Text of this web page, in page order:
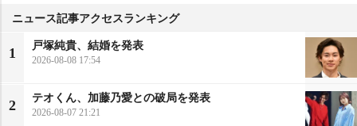
ニュース記事アクセスランキング
1
戸塚純貴、結婚を発表
2026-08-08 17:54
2
テオくん、加藤乃愛との破局を発表
2026-08-07 21:21